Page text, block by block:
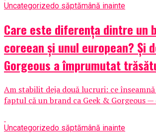
Uncategorizedo săptămână inainte
Care este diferența dintre un
coreean și unul european? Și
Gorgeous a împrumutat
Am stabilit deja două lucruri: ce
faptul că un brand ca Geek & Gorgeous —
Uncategorizedo săptămână inainte